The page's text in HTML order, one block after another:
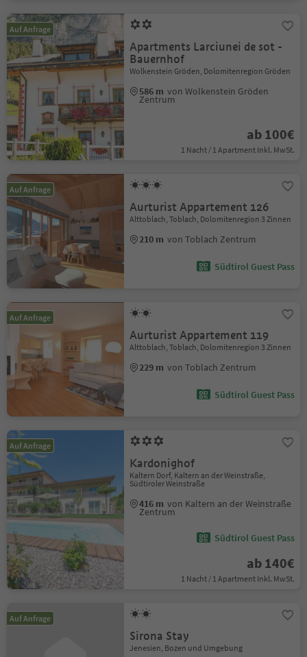
Auf Anfrage
Apartments Larciunei de sot -
Bauernhof
Wolkenstein Gröden, Dolomitenregion Gröden
586 m von Wolkenstein Gröden
Zentrum
ab 100€
1 Nacht / 1 Apartment Inkl. MwSt.
Auf Anfrage
Aurturist Appartement 126
Alttoblach, Toblach, Dolomitenregion 3 Zinnen
210 m von Toblach Zentrum
Südtirol Guest Pass
Auf Anfrage
Aurturist Appartement 119
Alttoblach, Toblach, Dolomitenregion 3 Zinnen
229 m von Toblach Zentrum
Südtirol Guest Pass
Auf Anfrage
Kardonighof
Kaltern Dorf, Kaltern an der Weinstraße,
Südtiroler Weinstraße
416 m von Kaltern an der Weinstraße
Zentrum
Südtirol Guest Pass
ab 140€
1 Nacht / 1 Apartment Inkl. MwSt.
Auf Anfrage
Sirona Stay
Jenesien, Bozen und Umgebung